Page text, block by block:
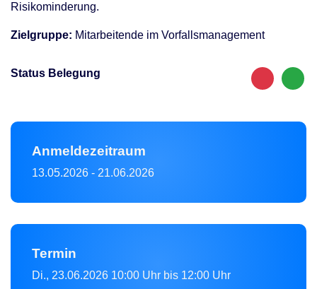
Risikominderung.
Zielgruppe: Mitarbeitende im Vorfallsmanagement
Status Belegung
Anmeldezeitraum
13.05.2026 - 21.06.2026
Termin
Di., 23.06.2026 10:00 Uhr bis 12:00 Uhr